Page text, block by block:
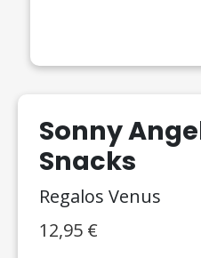
Sonny
Snacks
Regalos Venus
12,95 €